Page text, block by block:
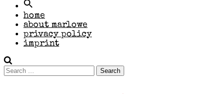
Search
for:
home
about marlowe
privacy policy
imprint
Search
for: